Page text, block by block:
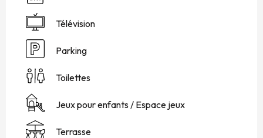
Télévision
Parking
Toilettes
Jeux pour enfants / Espace jeux
Terrasse